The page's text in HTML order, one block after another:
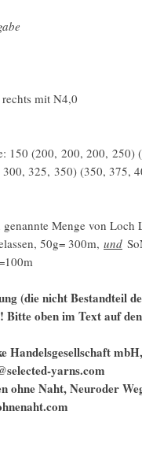
mit N4,0
150 (200, 200, 200, 250)
325, 350) (350, 375,
genannte Menge von
50g= 300m, und
(die nicht Bestandteil
Bitte oben im Text auf
Handelsgesellschaft
yarns.com
ohne Naht, Neuroder